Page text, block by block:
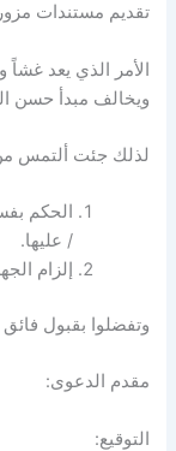
تقديم مستندات
الأمر الذي يعد غشاً
ويخالف مبدأ حسن
لذلك جئت ألتمس
الحكم
/ عليها.
إلزام
وتفضلوا بقبول فائق
مقدم الدعوى:
التوقيع: